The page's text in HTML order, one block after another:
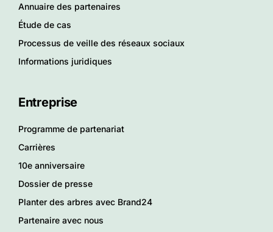
Annuaire des partenaires
Étude de cas
Processus de veille des réseaux sociaux
Informations juridiques
Entreprise
Programme de partenariat
Carrières
10e anniversaire
Dossier de presse
Planter des arbres avec Brand24
Partenaire avec nous